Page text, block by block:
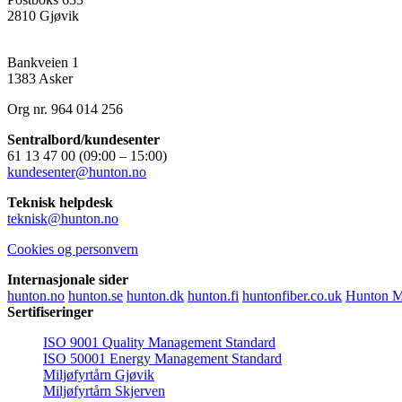
2810 Gjøvik
Bankveien 1
1383 Asker
Org nr. 964 014 256
Sentralbord/kundesenter
61 13 47 00 (09:00 – 15:00)
kundesenter@hunton.no
Teknisk helpdesk
teknisk@hunton.no
Cookies og personvern
Internasjonale sider
hunton.no hunton.se hunton.dk hunton.fi huntonfiber.co.uk Hunton
Sertifiseringer
ISO 9001 Quality Management Standard
ISO 50001 Energy Management Standard
Miljøfyrtårn Gjøvik
Miljøfyrtårn Skjerven